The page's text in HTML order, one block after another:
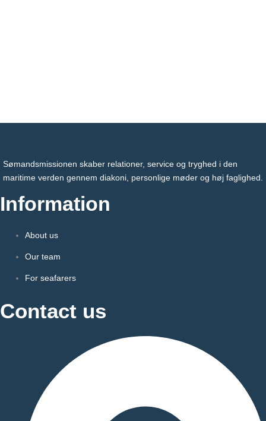
Sømandsmissionen skaber relationer, service og tryghed i den
maritime verden gennem diakoni, personlige møder og høj faglighed.
Information
About us
Our team
For seafarers
Contact us